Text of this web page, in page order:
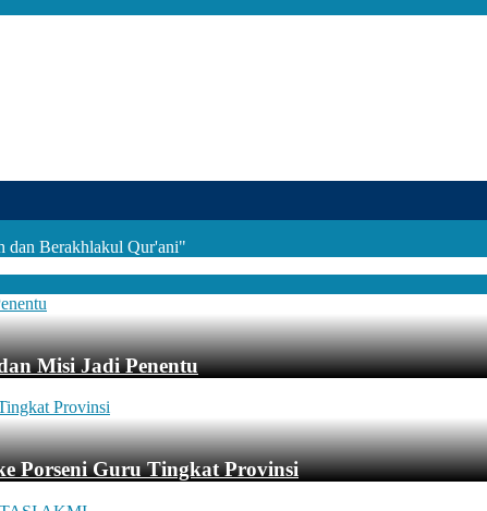
dan Berakhlakul Qur'ani"
Misi Jadi Penentu
Porseni Guru Tingkat Provinsi